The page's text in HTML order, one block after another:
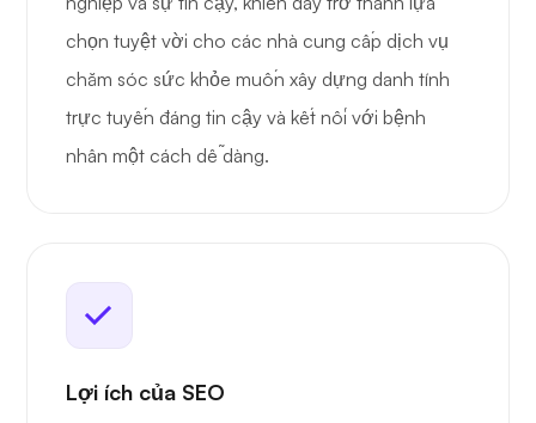
chọn tuyệt vời cho các nhà cung cấp dịch vụ
chăm sóc sức khỏe muốn xây dựng danh tính
trực tuyến đáng tin cậy và kết nối với bệnh
nhân một cách dễ dàng.
Lợi ích của SEO